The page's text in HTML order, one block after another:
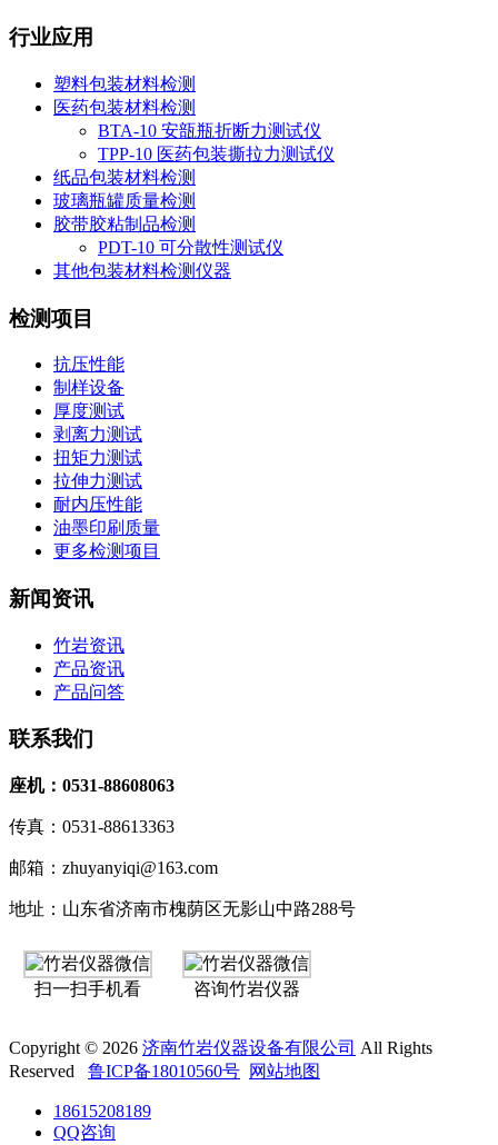
行业应用
塑料包装材料检测
医药包装材料检测
BTA-10 安瓿瓶折断力测试仪
TPP-10 医药包装撕拉力测试仪
纸品包装材料检测
玻璃瓶罐质量检测
胶带胶粘制品检测
PDT-10 可分散性测试仪
其他包装材料检测仪器
检测项目
抗压性能
制样设备
厚度测试
剥离力测试
扭矩力测试
拉伸力测试
耐内压性能
油墨印刷质量
更多检测项目
新闻资讯
竹岩资讯
产品资讯
产品问答
联系我们
座机：0531-88608063
传真：0531-88613363
邮箱：zhuyanyiqi@163.com
地址：山东省济南市槐荫区无影山中路288号
扫一扫手机看 咨询竹岩仪器
Copyright © 2026 济南竹岩仪器设备有限公司 All Rights
Reserved 鲁ICP备18010560号 网站地图
18615208189
QQ咨询